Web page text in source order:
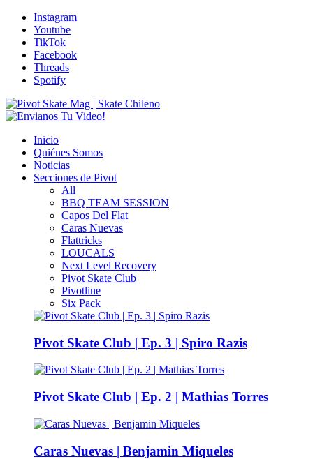
Instagram
Youtube
TikTok
Facebook
Threads
Spotify
Inicio
Quiénes Somos
Noticias
Secciones de Pivot
All
BBQ TEAM SESSION
Capos Del Flat
Caras Nuevas
Flattricks
LOUCALS
Next Level Recovery
Pivot Skate Club
Pivotline
Six Pack
Pivot Skate Club | Ep. 3 | Spiro Razis
Pivot Skate Club | Ep. 2 | Mathias Torres
Caras Nuevas | Benjamin Miqueles